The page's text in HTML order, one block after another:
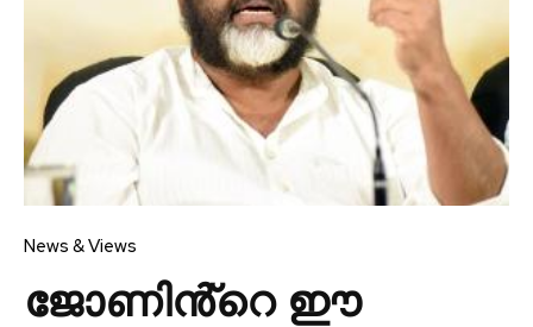
News & Views
ജോണിൻ്റെ ഈ